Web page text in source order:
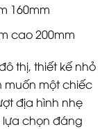
160mm
cao 200mm
thị, thiết kế nhỏ
muốn một chiếc
địa hình nhẹ
lựa chọn đáng